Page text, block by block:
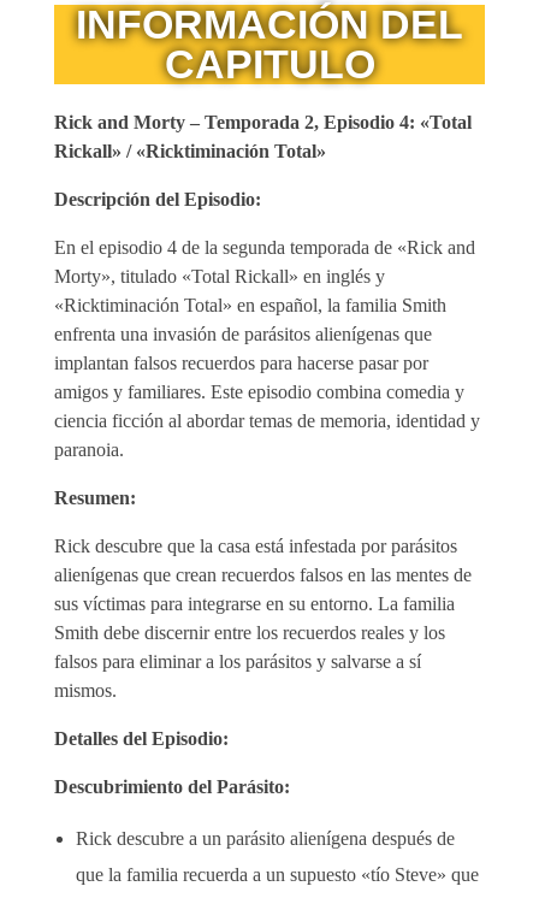
INFORMACIÓN DEL
CAPITULO
Rick and Morty – Temporada 2, Episodio 4: «Total
Rickall» / «Ricktiminación Total»
Descripción del Episodio:
En el episodio 4 de la segunda temporada de «Rick and
Morty», titulado «Total Rickall» en inglés y
«Ricktiminación Total» en español, la familia Smith
enfrenta una invasión de parásitos alienígenas que
implantan falsos recuerdos para hacerse pasar por
amigos y familiares. Este episodio combina comedia y
ciencia ficción al abordar temas de memoria, identidad y
paranoia.
Resumen:
Rick descubre que la casa está infestada por parásitos
alienígenas que crean recuerdos falsos en las mentes de
sus víctimas para integrarse en su entorno. La familia
Smith debe discernir entre los recuerdos reales y los
falsos para eliminar a los parásitos y salvarse a sí
mismos.
Detalles del Episodio:
Descubrimiento del Parásito:
Rick descubre a un parásito alienígena después de
que la familia recuerda a un supuesto «tío Steve» que